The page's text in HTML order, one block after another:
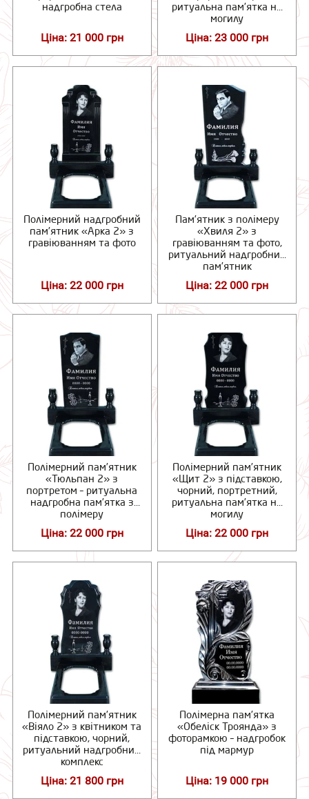
надгробна стела
Ціна: 21 000 грн
ритуальна пам’ятка на
могилу
Ціна: 23 000 грн
Полімерний надгробний
пам’ятник «Арка 2» з
гравіюванням та фото
Ціна: 22 000 грн
Пам’ятник з полімеру
«Хвиля 2» з
гравіюванням та фото,
ритуальний надгробний
пам’ятник
Ціна: 22 000 грн
Полімерний пам’ятник
«Тюльпан 2» з
портретом – ритуальна
надгробна пам’ятка з
полімеру
Ціна: 22 000 грн
Полімерний пам’ятник
«Щит 2» з підставкою,
чорний, портретний,
ритуальна пам’ятка на
могилу
Ціна: 22 000 грн
Полімерний пам’ятник
«Віяло 2» з квітником та
підставкою, чорний,
ритуальний надгробний
комплекс
Ціна: 21 800 грн
Полімерна пам’ятка
«Обеліск Троянда» з
фоторамкою – надгробок
під мармур
Ціна: 19 000 грн